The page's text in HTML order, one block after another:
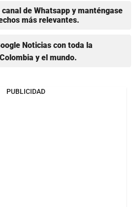
de Whatsapp y manténgase
más relevantes.
Noticias con toda la
y el mundo.
PUBLICIDAD